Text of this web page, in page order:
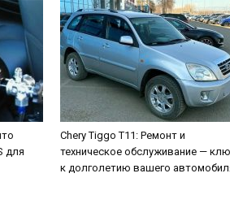
для
Chery Tiggo T11: Ремонт и
техническое обслуживание —
к долголетию вашего